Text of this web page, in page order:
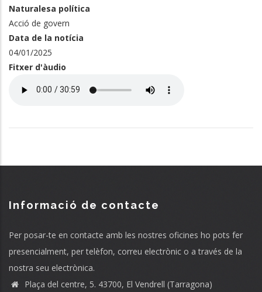
Naturalesa política
Acció de govern
Data de la notícia
04/01/2025
Fitxer d'àudio
file
Informació de contacte
Per posar-te en contacte amb les nostres oficines ho pots fer
presencialment, per telèfon, correu electrònic o a través de la
nostra seu electrònica.
Plaça del centre, 5. 43700, El Vendrell (Tarragona)